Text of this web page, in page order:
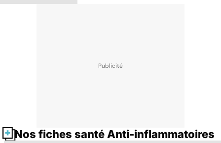
Nos fiches santé Anti-inflammatoires